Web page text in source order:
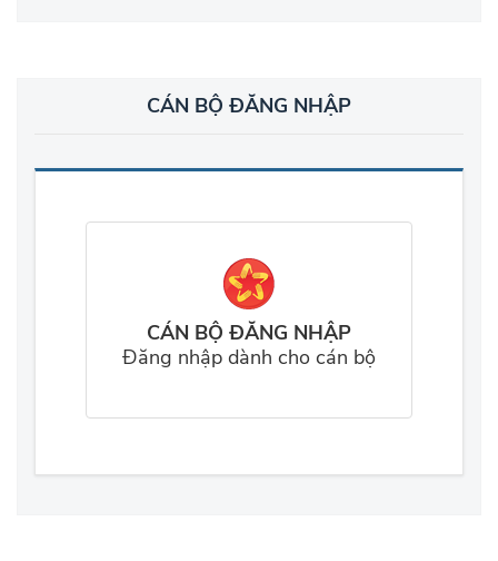
CÁN BỘ ĐĂNG NHẬP
CÁN BỘ ĐĂNG NHẬP
Đăng nhập dành cho cán bộ